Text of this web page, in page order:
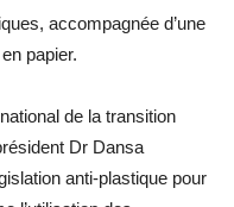
accompagnée d’une
papier.
de la transition
Dr Dansa
anti-plastique pour